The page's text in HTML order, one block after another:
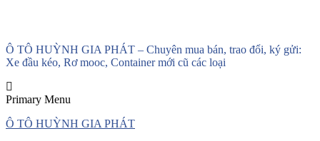
Ô TÔ HUỲNH GIA PHÁT – Chuyên mua bán, trao đổi, ký gửi:
Xe đầu kéo, Rơ mooc, Container mới cũ các loại
Primary Menu
Ô TÔ HUỲNH GIA PHÁT